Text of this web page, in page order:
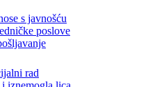
s javnošću
poslove